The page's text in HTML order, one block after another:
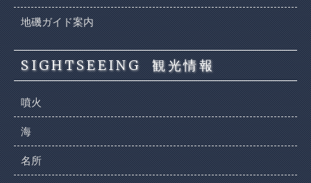
地磯ガイド案内
SIGHTSEEING 観光情報
噴火
海
名所